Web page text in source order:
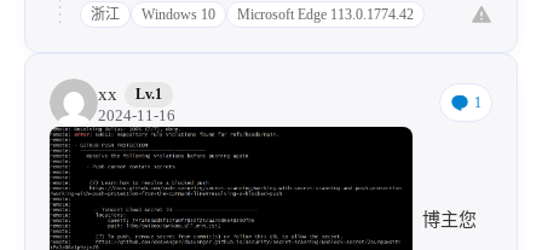
浙江 Windows 10 Microsoft Edge 113.0.1774.42
xx Lv.1
2024-11-16
1
博主您